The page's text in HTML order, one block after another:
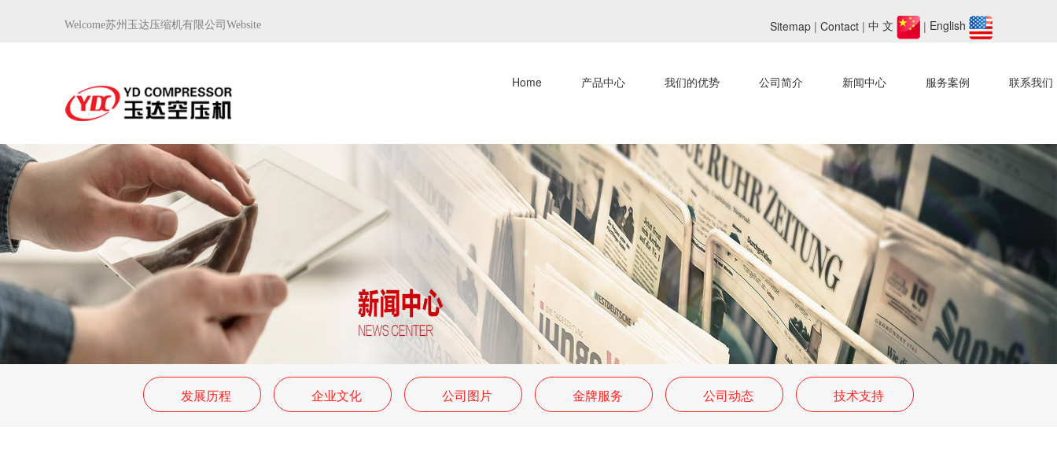
Welcome苏州玉达压缩机有限公司Website Sitemap| Contact | 中 文 | English
Home 产品中心 我们的优势 公司简介 新闻中心 服务案例 联系我们
发展历程 企业文化 公司图片 金牌服务 公司动态 技术支持